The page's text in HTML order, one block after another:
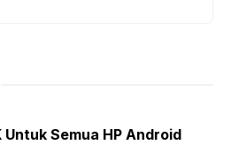
Untuk Semua HP Android